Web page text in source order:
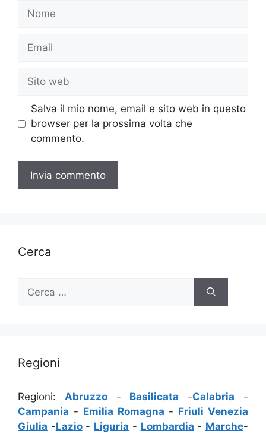
Nome
Email
Sito
web
Salva il mio nome, email e sito web in questo
browser per la prossima volta che
commento.
Cerca
per:
Regioni
Regioni: Abruzzo- Basilicata -Calabria -
Campania - Emilia Romagna - Friuli Venezia
Giulia -Lazio- Liguria - Lombardia - Marche-